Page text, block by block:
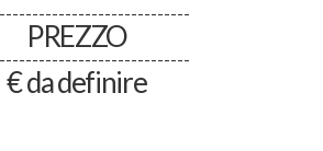
PREZZO
€ da definire